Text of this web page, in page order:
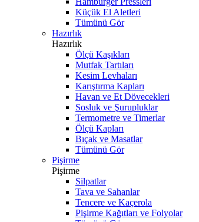
Küçük El Aletleri
Tümünü Gör
Hazırlık
Hazırlık
Ölçü Kaşıkları
Mutfak Tartıları
Kesim Levhaları
Karıştırma Kapları
Havan ve Et Dövecekleri
Sosluk ve Şurupluklar
Termometre ve Timerlar
Ölçü Kapları
Bıçak ve Masatlar
Tümünü Gör
Pişirme
Pişirme
Silpatlar
Tava ve Sahanlar
Tencere ve Kaçerola
Pişirme Kağıtları ve Folyolar